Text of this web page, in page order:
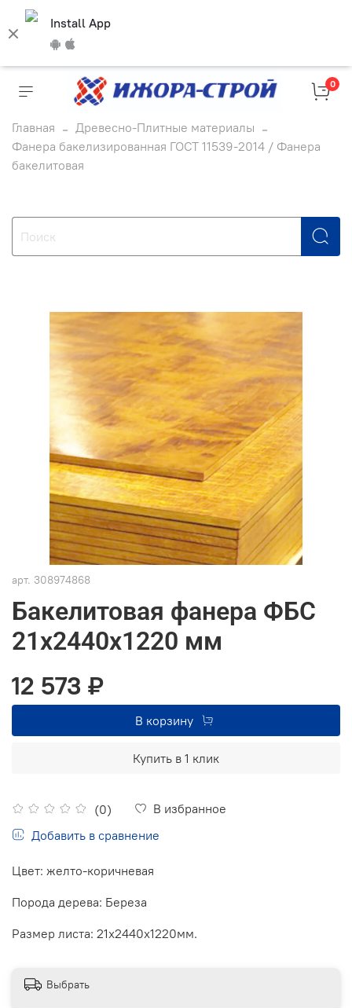
Install App
0
Главная
Древесно-Плитные материалы
Фанера бакелизированная ГОСТ 11539-2014 / Фанера
бакелитовая
арт. 308974868
Бакелитовая фанера ФБС
21х2440х1220 мм
(0)
В избранное
Добавить в сравнение
12 573 ₽
В корзину
Купить в 1 клик
Цвет: желто-коричневая
Порода дерева: Береза
Размер листа: 21х2440х1220мм.
Выбрать